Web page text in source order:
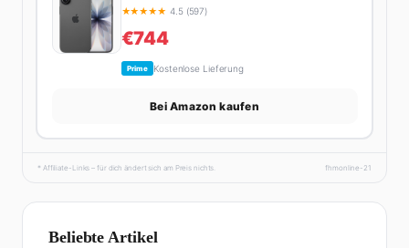
★★★★★ 4.5 (597)
€744
Prime Kostenlose Lieferung
Bei Amazon kaufen
* Affiliate-Links – für dich ändert sich am Preis nichts. fhmonline-21
Beliebte Artikel